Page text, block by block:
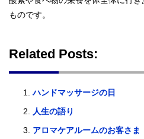
ものです。
Related Posts:
ハンドマッサージの日
人生の語り
アロマケアルームのお客さま